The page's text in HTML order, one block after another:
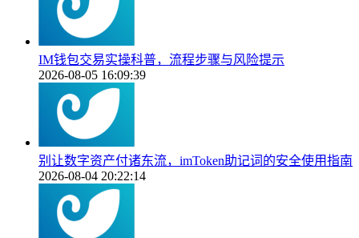
IM钱包交易实操科普，流程步骤与风险提示
2026-08-05 16:09:39
别让数字资产付诸东流，imToken助记词的安全使用指南
2026-08-04 20:22:14